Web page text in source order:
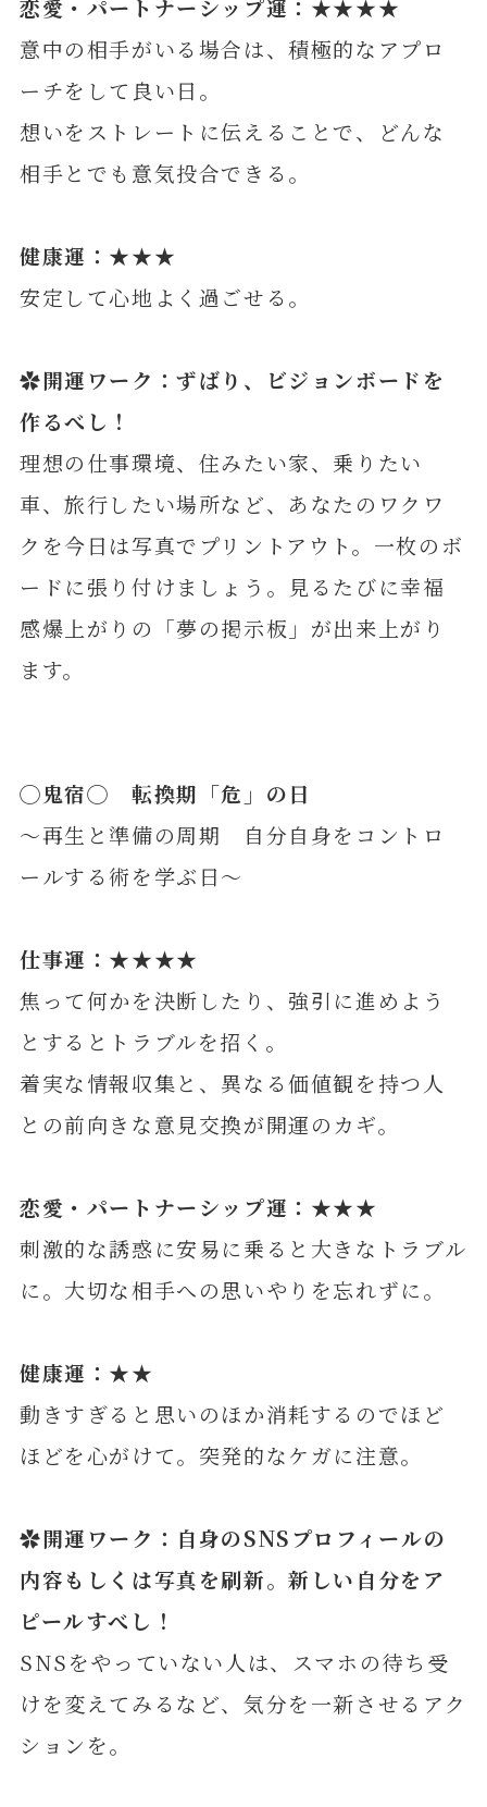
恋愛・パートナーシップ運：★★★★
意中の相手がいる場合は、積極的なアプロ
ーチをして良い日。
想いをストレートに伝えることで、どんな
相手とでも意気投合できる。
健康運：★★★
安定して心地よく過ごせる。
✿開運ワーク：ずばり、ビジョンボードを
作るべし！
理想の仕事環境、住みたい家、乗りたい
車、旅行したい場所など、あなたのワクワ
クを今日は写真でプリントアウト。一枚のボ
ードに張り付けましょう。見るたびに幸福
感爆上がりの「夢の掲示板」が出来上がり
ます。
◯鬼宿◯ 転換期「危」の日
～再生と準備の周期 自分自身をコントロ
ールする術を学ぶ日～
仕事運：★★★★
焦って何かを決断したり、強引に進めよう
とするとトラブルを招く。
着実な情報収集と、異なる価値観を持つ人
との前向きな意見交換が開運のカギ。
恋愛・パートナーシップ運：★★★
刺激的な誘惑に安易に乗ると大きなトラブル
に。大切な相手への思いやりを忘れずに。
健康運：★★
動きすぎると思いのほか消耗するのでほど
ほどを心がけて。突発的なケガに注意。
✿開運ワーク：自身のSNSプロフィールの
内容もしくは写真を刷新。新しい自分をア
ピールすべし！
SNSをやっていない人は、スマホの待ち受
けを変えてみるなど、気分を一新させるアク
ションを。